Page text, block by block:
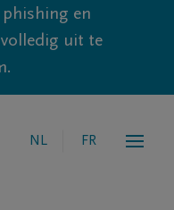
en
uit te
NL FR